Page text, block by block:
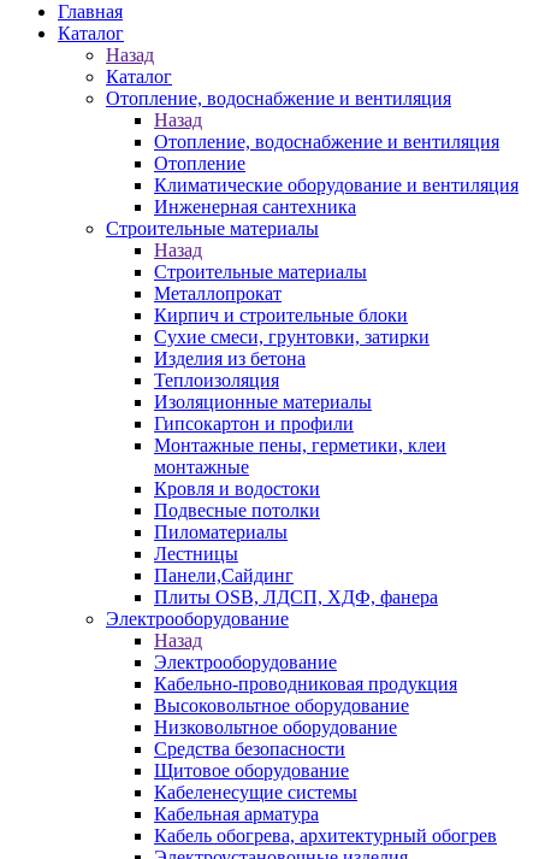
Главная
Каталог
Назад
Каталог
Отопление, водоснабжение и вентиляция
Назад
Отопление, водоснабжение и вентиляция
Отопление
Климатические оборудование и вентиляция
Инженерная сантехника
Строительные материалы
Назад
Строительные материалы
Металлопрокат
Кирпич и строительные блоки
Сухие смеси, грунтовки, затирки
Изделия из бетона
Теплоизоляция
Изоляционные материалы
Гипсокартон и профили
Монтажные пены, герметики, клеи
монтажные
Кровля и водостоки
Подвесные потолки
Пиломатериалы
Лестницы
Панели,Сайдинг
Плиты OSB, ЛДСП, ХДФ, фанера
Электрооборудование
Назад
Электрооборудование
Кабельно-проводниковая продукция
Высоковольтное оборудование
Низковольтное оборудование
Средства безопасности
Щитовое оборудование
Кабеленесущие системы
Кабельная арматура
Кабель обогрева, архитектурный обогрев